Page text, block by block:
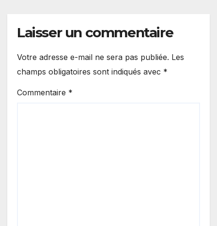
Laisser un commentaire
Votre adresse e-mail ne sera pas publiée. Les
champs obligatoires sont indiqués avec *
Commentaire *